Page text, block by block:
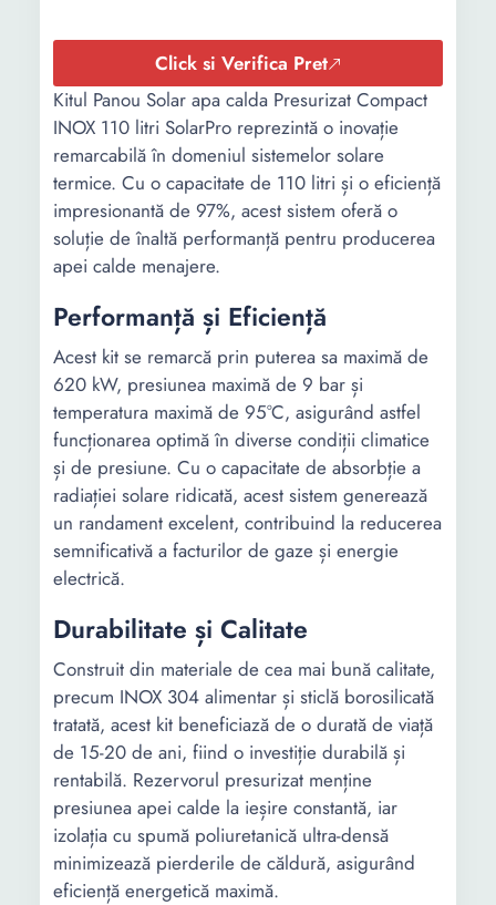
Click si Verifica Pret
Kitul Panou Solar apa calda Presurizat Compact
INOX 110 litri SolarPro reprezintă o inovație
remarcabilă în domeniul sistemelor solare
termice. Cu o capacitate de 110 litri și o eficiență
impresionantă de 97%, acest sistem oferă o
soluție de înaltă performanță pentru producerea
apei calde menajere.
Performanță și Eficiență
Acest kit se remarcă prin puterea sa maximă de
620 kW, presiunea maximă de 9 bar și
temperatura maximă de 95°C, asigurând astfel
funcționarea optimă în diverse condiții climatice
și de presiune. Cu o capacitate de absorbție a
radiației solare ridicată, acest sistem generează
un randament excelent, contribuind la reducerea
semnificativă a facturilor de gaze și energie
electrică.
Durabilitate și Calitate
Construit din materiale de cea mai bună calitate,
precum INOX 304 alimentar și sticlă borosilicată
tratată, acest kit beneficiază de o durată de viață
de 15-20 de ani, fiind o investiție durabilă și
rentabilă. Rezervorul presurizat menține
presiunea apei calde la ieșire constantă, iar
izolația cu spumă poliuretanică ultra-densă
minimizează pierderile de căldură, asigurând
eficiență energetică maximă.